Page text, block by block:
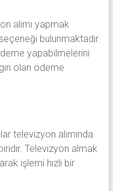
alımı yapmak
bulunmaktadır.
yapabilmelerini
olan ödeme
televizyon alımında
Televizyon almak
işlemi hızlı bir